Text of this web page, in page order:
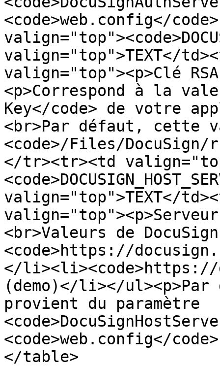
<code>web.config</
valign="top">TEXT</
valign="top"><p>Clé
<p>Correspond à la
Key</code> de votre
<br>Par défaut, cette
<code>/Files/DocuSign/
</tr><tr><td
valign="top">TEXT</
<br>Valeurs de
<code>https://
</li><li><code>https://
(demo)</li></
provient du paramètre
<code>web.config</
</table>